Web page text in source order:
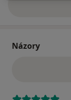
Názory